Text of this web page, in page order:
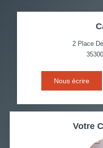
2 Place
35300
Nous écrire
Votre